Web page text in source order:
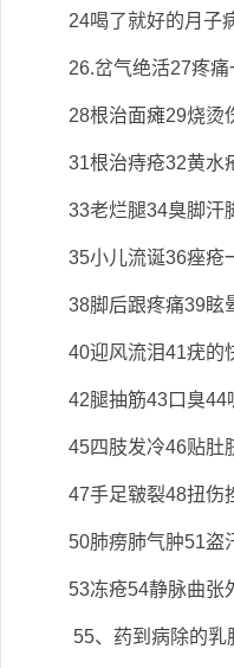
24喝了就好的月子
26.岔气绝活27疼痛
28根治面瘫29烧烫
31根治痔疮32黄水
33老烂腿34臭脚汗
35小儿流诞36痤疮
38脚后跟疼痛39眩
40迎风流泪41疣的
42腿抽筋43口臭44
45四肢发冷46贴肚
47手足皲裂48扭伤
50肺痨肺气肿51盗
53冻疮54静脉曲张
55、药到病除的乳